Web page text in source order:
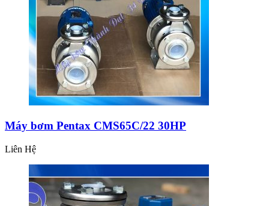
Máy bơm Pentax CMS65C/22 30HP
Liên Hệ